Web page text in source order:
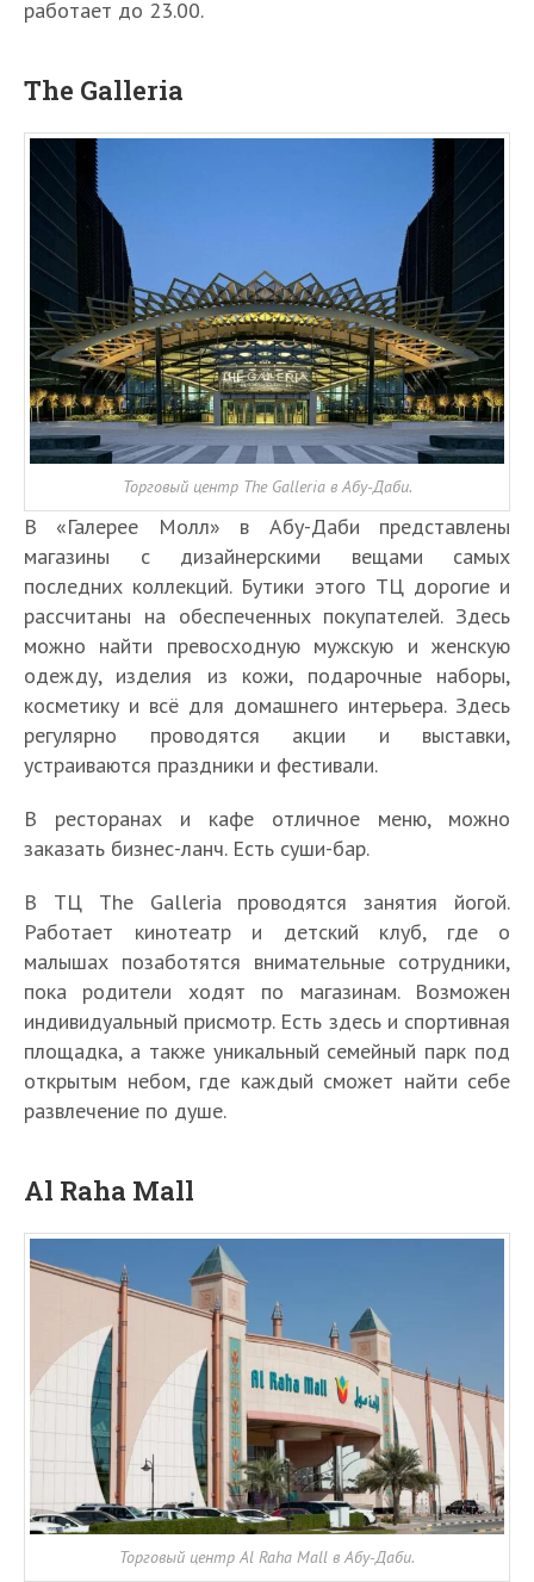
работает до 23.00.
The Galleria
Торговый центр The Galleria в Абу-Даби.
В «Галерее Молл» в Абу-Даби представлены
магазины с дизайнерскими вещами самых
последних коллекций. Бутики этого ТЦ дорогие и
рассчитаны на обеспеченных покупателей. Здесь
можно найти превосходную мужскую и женскую
одежду, изделия из кожи, подарочные наборы,
косметику и всё для домашнего интерьера. Здесь
регулярно проводятся акции и выставки,
устраиваются праздники и фестивали.
В ресторанах и кафе отличное меню, можно
заказать бизнес-ланч. Есть суши-бар.
В ТЦ The Galleria проводятся занятия йогой.
Работает кинотеатр и детский клуб, где о
малышах позаботятся внимательные сотрудники,
пока родители ходят по магазинам. Возможен
индивидуальный присмотр. Есть здесь и спортивная
площадка, а также уникальный семейный парк под
открытым небом, где каждый сможет найти себе
развлечение по душе.
Al Raha Mall
Торговый центр Al Raha Mall в Абу-Даби.